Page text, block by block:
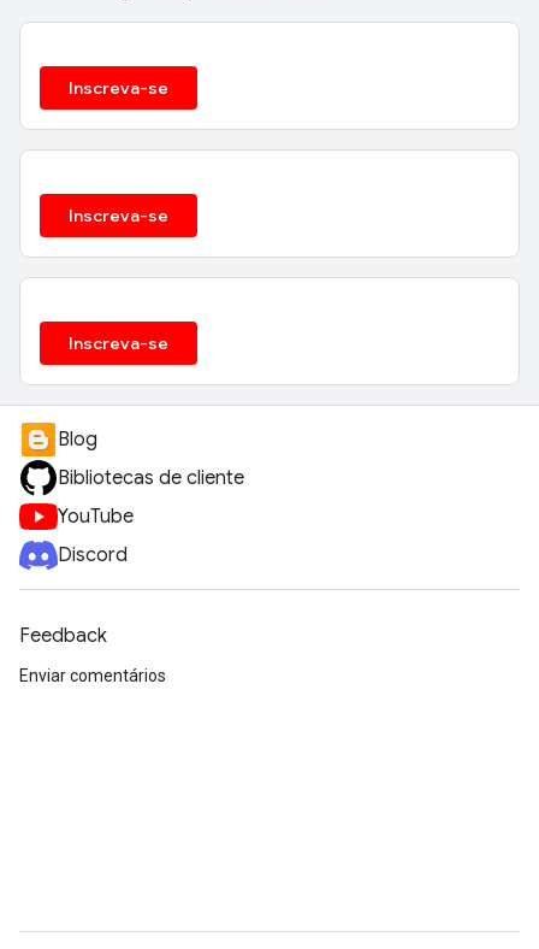
Inscreva-se
Inscreva-se
Inscreva-se
Blog
Bibliotecas de cliente
YouTube
Discord
Feedback
Enviar comentários